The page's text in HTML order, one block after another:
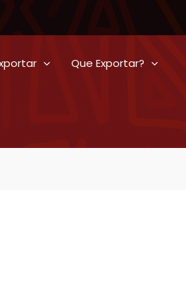
Que Exportar?